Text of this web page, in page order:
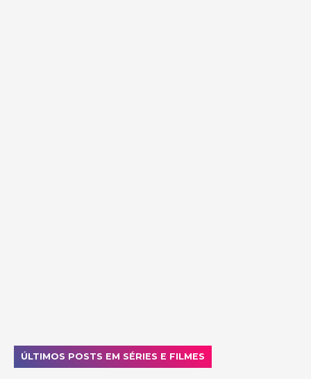
ÚLTIMOS POSTS EM SÉRIES E FILMES